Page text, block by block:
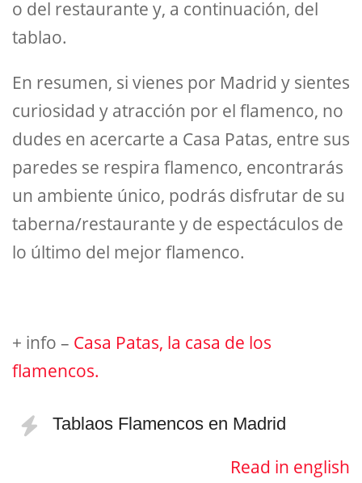
o del restaurante y, a continuación, del
tablao.
En resumen, si vienes por Madrid y sientes
curiosidad y atracción por el flamenco, no
dudes en acercarte a Casa Patas, entre sus
paredes se respira flamenco, encontrarás
un ambiente único, podrás disfrutar de su
taberna/restaurante y de espectáculos de
lo último del mejor flamenco.
+ info – Casa Patas, la casa de los
flamencos.
Tablaos Flamencos en Madrid
Read in english